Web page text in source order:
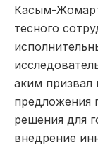
Касым-
тесного
аким призвал
предложения
решения для
внедрение